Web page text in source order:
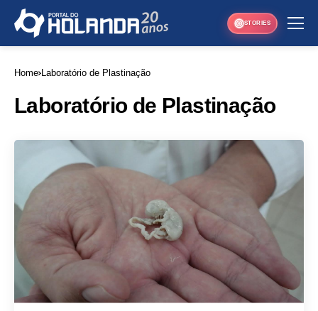
STORIES
Home Laboratório de Plastinação
Laboratório de Plastinação